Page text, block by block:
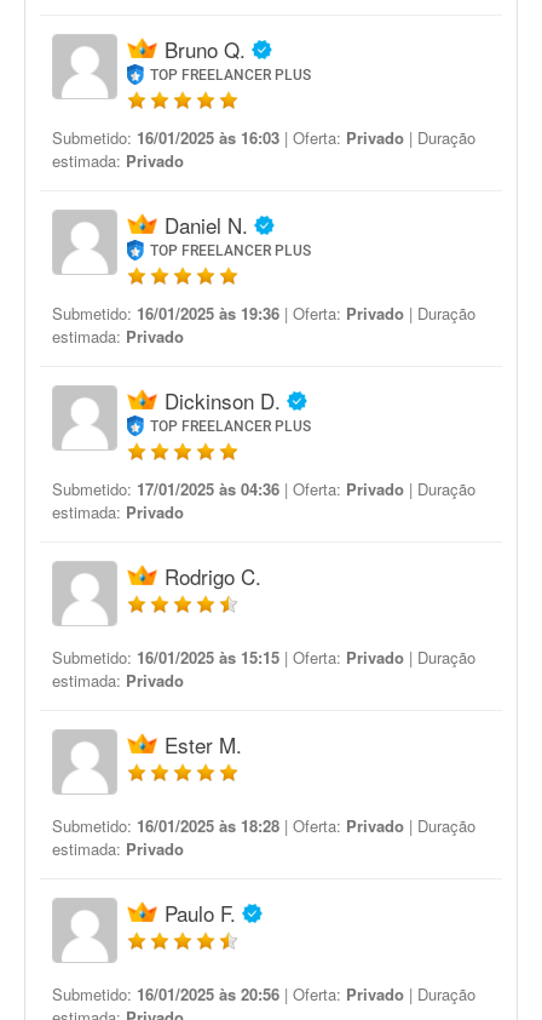
Bruno Q.
TOP FREELANCER PLUS
Submetido: 16/01/2025 às 16:03 | Oferta: Privado | Duração
estimada: Privado
Daniel N.
TOP FREELANCER PLUS
Submetido: 16/01/2025 às 19:36 | Oferta: Privado | Duração
estimada: Privado
Dickinson D.
TOP FREELANCER PLUS
Submetido: 17/01/2025 às 04:36 | Oferta: Privado | Duração
estimada: Privado
Rodrigo C.
Submetido: 16/01/2025 às 15:15 | Oferta: Privado | Duração
estimada: Privado
Ester M.
Submetido: 16/01/2025 às 18:28 | Oferta: Privado | Duração
estimada: Privado
Paulo F.
Submetido: 16/01/2025 às 20:56 | Oferta: Privado | Duração